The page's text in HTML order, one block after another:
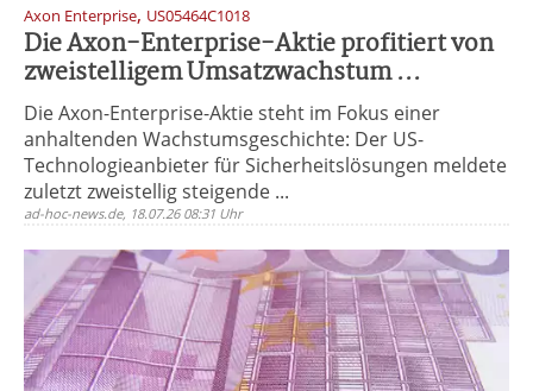
Axon Enterprise, US05464C1018
Die Axon-Enterprise-Aktie profitiert von
zweistelligem Umsatzwachstum ...
Die Axon-Enterprise-Aktie steht im Fokus einer
anhaltenden Wachstumsgeschichte: Der US-
Technologieanbieter für Sicherheitslösungen meldete
zuletzt zweistellig steigende ...
ad-hoc-news.de, 18.07.26 08:31 Uhr